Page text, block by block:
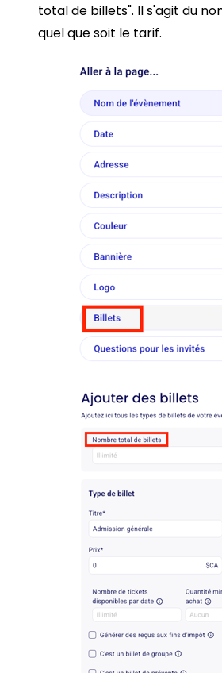
total de billets". Il s'agit du
quel que soit le tarif.